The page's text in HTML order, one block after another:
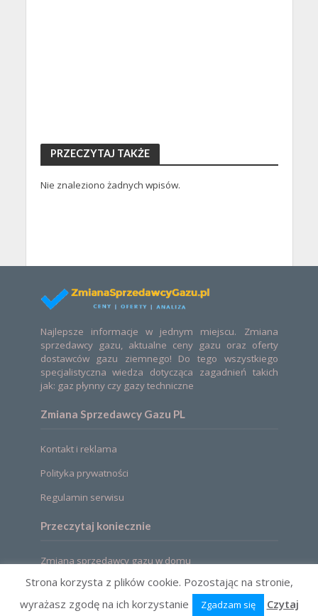
PRZECZYTAJ TAKŻE
Nie znaleziono żadnych wpisów.
Najlepsze informacje w jednym miejscu. Zmiana
sprzedawcy gazu, aktualne ceny gazu oraz oferty
dostawców gazu ziemnego! Do tego wszystkiego
specjalistyczna wiedza dotycząca zagadnień takich
jak: gaz płynny czy gazy techniczne
Zmiana Sprzedawcy Gazu PL
Kontakt i reklama
Polityka prywatności
Regulamin serwisu
Przeczytaj koniecznie
Zmiana sprzedawcy gazu w domu
2021 © Zmiana sprzedawcy gazu. Ceny, oferty,
Strona korzysta z plików cookie. Pozostając na stronie,
wyrażasz zgodę na ich korzystanie
Zgadzam się Czytaj